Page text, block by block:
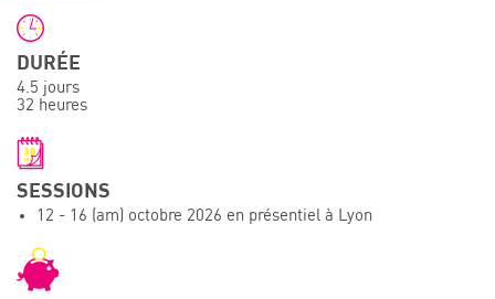
Symposium on Chain Transfer Catalysis for
sustainability – September 15 and 16, 2026
DURÉE
4.5 jours
32 heures
SESSIONS
12 - 16 (am) octobre 2026 en présentiel à Lyon